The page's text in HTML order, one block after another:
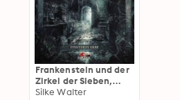
Frankenstein und der
Zirkel der Sieben,
Folge 27: Finsteres
Silke Walter